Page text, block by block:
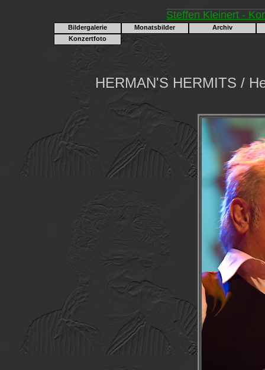
Steffen Kleinert -
Bildergalerie Monatsbilder
Archiv
Konzertfoto
HERMAN'S HERMITS /